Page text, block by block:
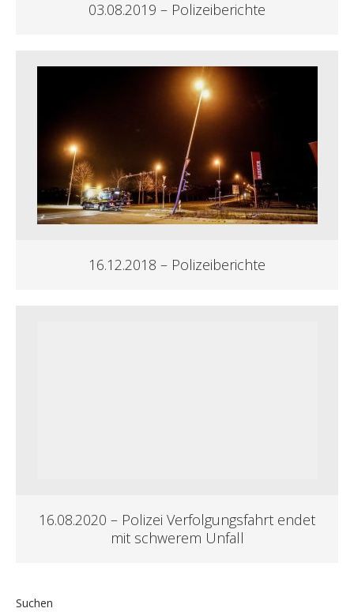
03.08.2019 – Polizeiberichte
16.12.2018 – Polizeiberichte
16.08.2020 – Polizei Verfolgungsfahrt endet
mit schwerem Unfall
Suchen